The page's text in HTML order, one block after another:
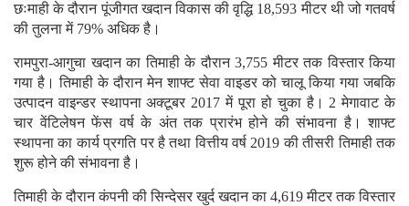
छःमाही के दौरान पूंजीगत खदान विकास की वृद्धि 18,593 मीटर थी जो गतवर्ष
की तुलना में 79% अधिक है।
रामपुरा-आगुचा खदान का तिमाही के दौरान 3,755 मीटर तक विस्तार किया
गया है। तिमाही के दौरान मेन शाफ्ट सेवा वाइडर को चालू किया गया जबकि
उत्पादन वाइन्डर स्थापना अक्टूबर 2017 में पूरा हो चुका है। 2 मेगावाट के
चार वेंटिलेषन फेंस वर्ष के अंत तक प्रारंभ होने की संभावना है। शाफ्ट
स्थापना का कार्य प्रगति पर है तथा वित्तीय वर्ष 2019 की तीसरी तिमाही तक
शुरू होने की संभावना है।
तिमाही के दौरान कंपनी की सिन्देसर खुर्द खदान का 4,619 मीटर तक विस्तार